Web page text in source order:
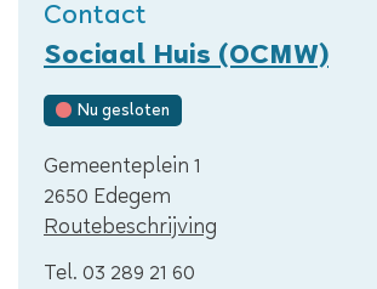
Contact
Sociaal Huis (OCMW)
Nu gesloten
Adres
Gemeenteplein 1
,2650 Edegem
Routebeschrijving
Tel. 03 289 21 60